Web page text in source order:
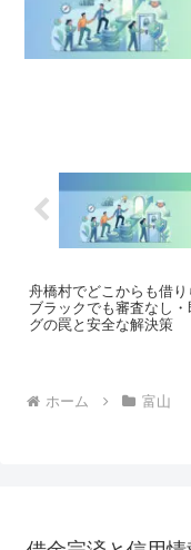
舟橋村でどこからも借り
ブラックでも審査なし
グの罠と安全な解決策
ホーム 富山